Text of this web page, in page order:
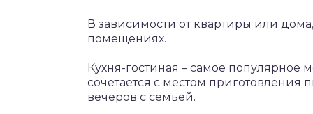
В зависимости от квартиры или
помещениях.
Кухня-гостиная – самое популярное
сочетается с местом
вечеров с семьей.